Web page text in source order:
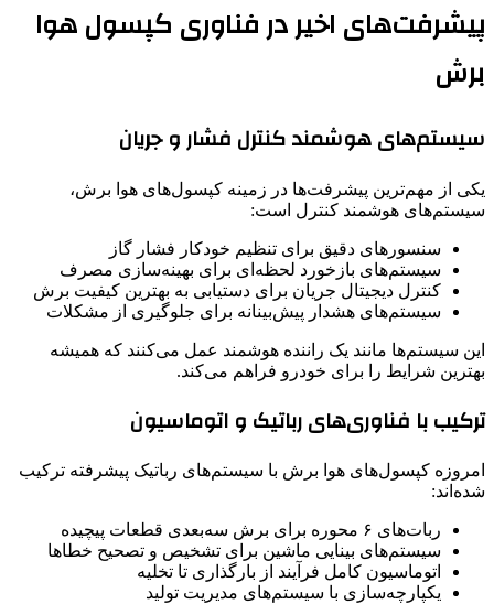
پیشرفت‌های اخیر در فناوری کپسول هوا
برش
سیستم‌های هوشمند کنترل فشار و جریان
یکی از مهم‌ترین پیشرفت‌ها در زمینه کپسول‌های هوا برش،
سیستم‌های هوشمند کنترل است:
سنسورهای دقیق برای تنظیم خودکار فشار گاز
سیستم‌های بازخورد لحظه‌ای برای بهینه‌سازی مصرف
کنترل دیجیتال جریان برای دستیابی به بهترین کیفیت برش
سیستم‌های هشدار پیش‌بینانه برای جلوگیری از مشکلات
این سیستم‌ها مانند یک راننده هوشمند عمل می‌کنند که همیشه
بهترین شرایط را برای خودرو فراهم می‌کند.
ترکیب با فناوری‌های رباتیک و اتوماسیون
امروزه کپسول‌های هوا برش با سیستم‌های رباتیک پیشرفته ترکیب
شده‌اند:
ربات‌های ۶ محوره برای برش سه‌بعدی قطعات پیچیده
سیستم‌های بینایی ماشین برای تشخیص و تصحیح خطاها
اتوماسیون کامل فرآیند از بارگذاری تا تخلیه
یکپارچه‌سازی با سیستم‌های مدیریت تولید